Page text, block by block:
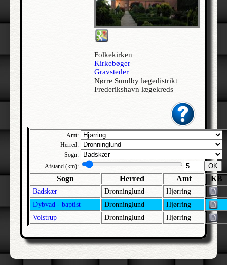
Aldersro | Sokkelund | København
Allehelgen | Sokkelund | København
Aller | Sønder Tyrstrup | Haderslev
Allerslev | Voldborg | Roskilde
Allerød - Jesu Kristi Kirke af Sidste Dages Hellige | Lynge-Frederiksborg |
Allested | Sallinge | Svendborg
Allesø | Lunde | Odense
Allindemagle | Ringsted | Sorø
Alling | Gjern | Skanderborg
Allinge-Sandvig | Bornholm Nørre | Bornholm
Almind | Brusk | Vejle
Almind | Lysgård | Viborg
Alrø | Hads | Århus
Als | Hindsted | Ålborg
Folkekirken
Kirkebøger
Gravsteder
Nørre Sundby lægedistrikt
Frederikshavn lægekreds
Amt:
Herred:
Sogn:
Afstand (km):
OK
Sogn Herred Amt KB
Badskær Dronninglund
Hjørring
Dybvad - baptist
Dronninglund
Hjørring
Volstrup
Dronninglund Hjørring